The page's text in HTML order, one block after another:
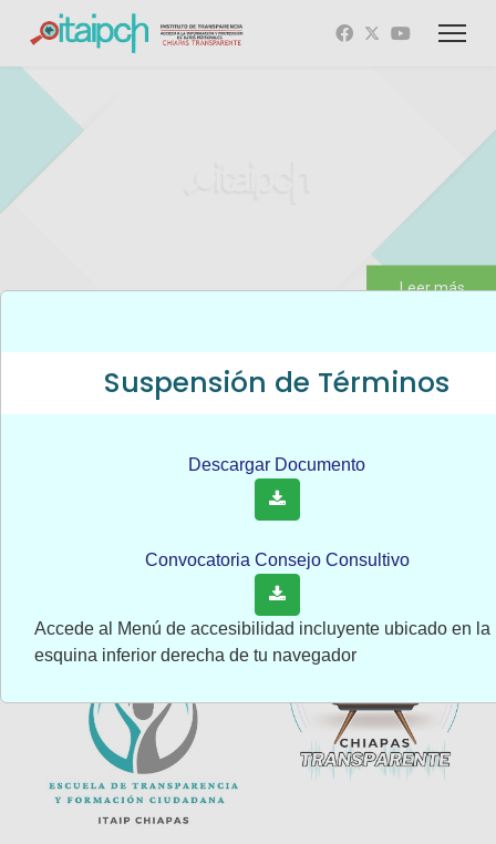
Leer más
Transparencia y
Ciudadana
Visita nuestro
entrevistas
Suspensión de Términos
Descargar Documento
Convocatoria Consejo Consultivo
Accede al Menú de accesibilidad incluyente ubicado en la
esquina inferior derecha de tu navegador